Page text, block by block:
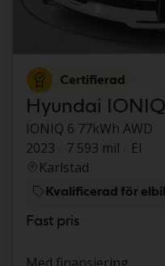
Certifierad
Hyundai
IONIQ 6 77kWh AWD
2023
7 593 mil
El
Karlstad
Kvalificerad för
Fast pris
Med finansiering